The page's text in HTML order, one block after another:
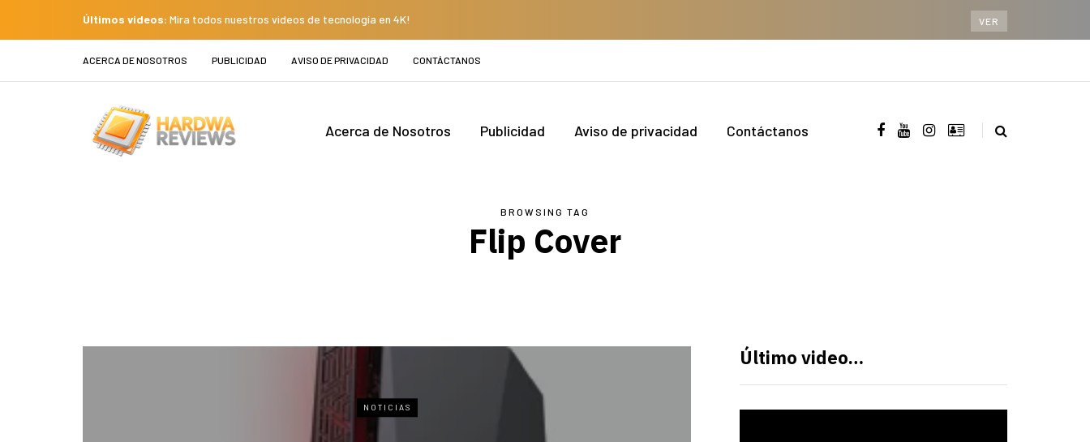
Últimos videos: Mira todos nuestros videos de tecnología en 4K! VER
ACERCA DE NOSOTROS PUBLICIDAD AVISO DE PRIVACIDAD CONTÁCTANOS
Acerca de Nosotros Publicidad Aviso de privacidad Contáctanos
BROWSING TAG
Flip Cover
NOTICIAS
Último video…